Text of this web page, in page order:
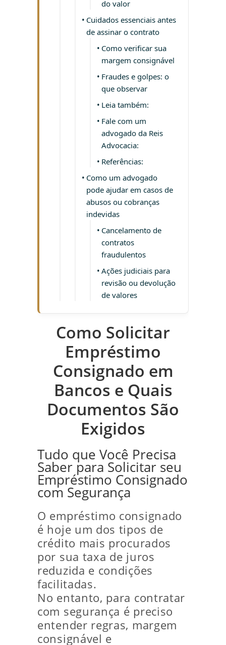
do valor
Cuidados essenciais antes
de assinar o contrato
Como verificar sua
margem consignável
Fraudes e golpes: o
que observar
Leia também:
Fale com um
advogado da Reis
Advocacia:
Referências:
Como um advogado
pode ajudar em casos de
abusos ou cobranças
indevidas
Cancelamento de
contratos
fraudulentos
Ações judiciais para
revisão ou devolução
de valores
Como Solicitar
Empréstimo
Consignado em
Bancos e Quais
Documentos São
Exigidos
Tudo que Você Precisa
Saber para Solicitar seu
Empréstimo Consignado
com Segurança
O empréstimo consignado
é hoje um dos tipos de
crédito mais procurados
por sua taxa de juros
reduzida e condições
facilitadas.
No entanto, para contratar
com segurança é preciso
entender regras, margem
consignável e